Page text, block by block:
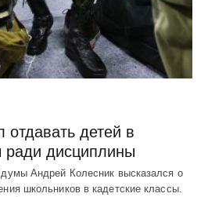
отдавать детей в
ради дисциплины
думы Андрей Колесник высказался о
школьников в кадетские классы.